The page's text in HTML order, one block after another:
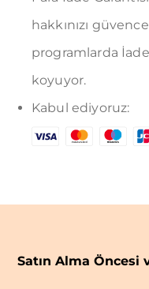
hakkınızı
programlarda
koyuyor.
Kabul ediyoruz:
Satın Alma Öncesi